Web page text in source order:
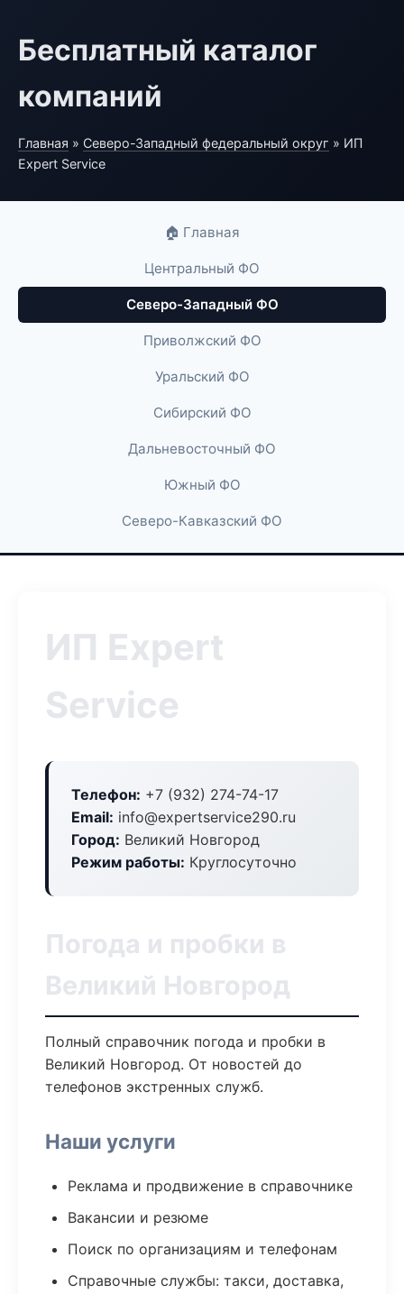
Бесплатный каталог
компаний
Главная » Северо-Западный федеральный округ » ИП
Expert Service
🏠 Главная
Центральный ФО
Северо-Западный ФО
Приволжский ФО
Уральский ФО
Сибирский ФО
Дальневосточный ФО
Южный ФО
Северо-Кавказский ФО
ИП Expert
Service
Телефон: +7 (932) 274-74-17
Email: info@expertservice290.ru
Город: Великий Новгород
Режим работы: Круглосуточно
Погода и пробки в
Великий Новгород
Полный справочник погода и пробки в
Великий Новгород. От новостей до
телефонов экстренных служб.
Наши услуги
Реклама и продвижение в справочнике
Вакансии и резюме
Поиск по организациям и телефонам
Справочные службы: такси, доставка,